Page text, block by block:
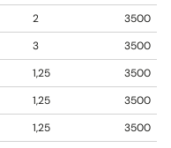
2
3500
3
3500
1,25
3500
1,25
3500
1,25
3500